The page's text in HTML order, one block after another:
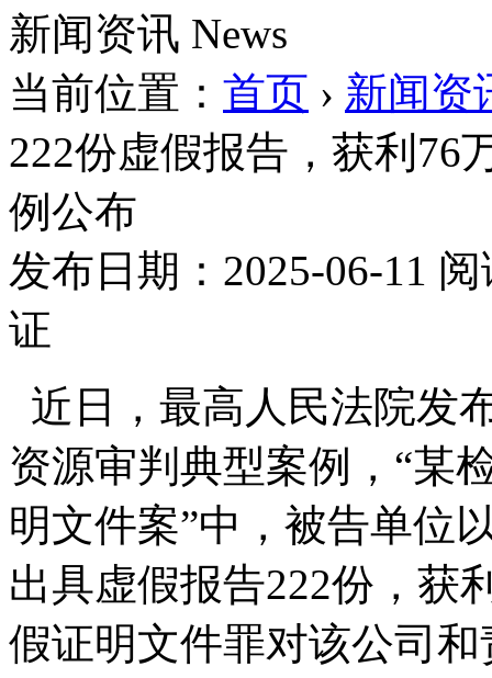
新闻资讯 News
当前位置： 首页 › 新闻资
222份虚假报告，获利76
例公布
发布日期：2025-06-11
证
近日，最高人民法院发
资源审判典型案例，“某
明文件案”中，被告单位
出具虚假报告222份，获
假证明文件罪对该公司